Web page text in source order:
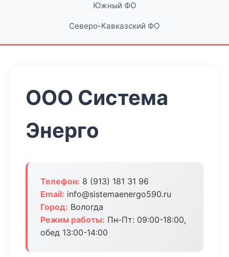
Южный ФО
Северо-Кавказский ФО
ООО Система
Энерго
Телефон: 8 (913) 181 31 96
Email: info@sistemaenergo590.ru
Город: Вологда
Режим работы: Пн-Пт: 09:00-18:00,
обед 13:00-14:00